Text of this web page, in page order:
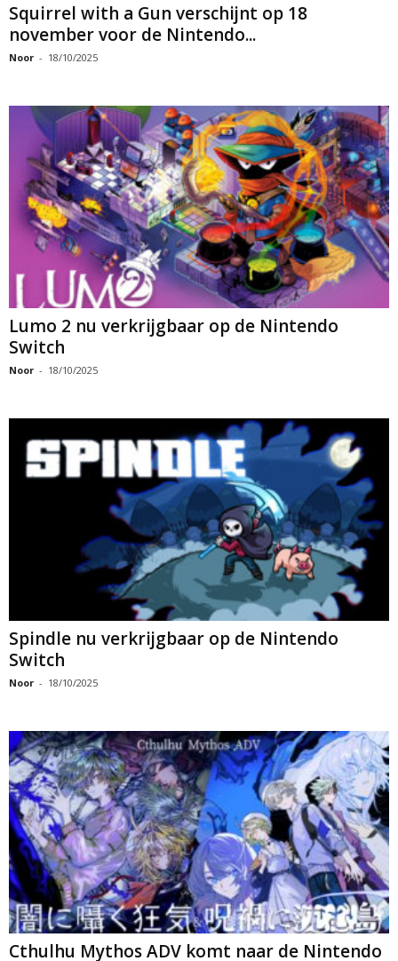
Squirrel with a Gun verschijnt op 18
november voor de Nintendo...
Noor - 18/10/2025
Lumo 2 nu verkrijgbaar op de Nintendo
Switch
Noor - 18/10/2025
Spindle nu verkrijgbaar op de Nintendo
Switch
Noor - 18/10/2025
Cthulhu Mythos ADV komt naar de Nintendo